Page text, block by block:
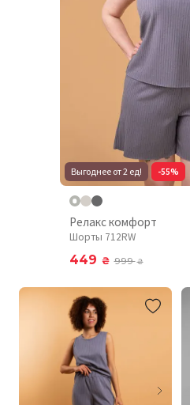
Выгоднее от 2 ед! -55%
Релакс комфорт
Шорты 712RW
449 ₴ 999₴